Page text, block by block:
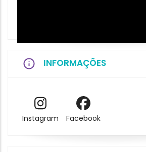
INFORMAÇÕES
Instagram Facebook